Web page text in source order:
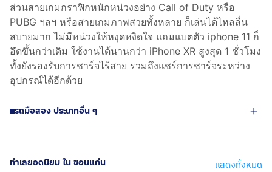
ส่วนสายเกมกราฟิกหนักหน่วงอย่าง Call of Duty หรือ
PUBG ฯลฯ หรือสายเกมภาพสวยทั้งหลาย ก็เล่นได้ไหลลื่น
สบายมาก ไม่มีหน่วงให้หงุดหงิดใจ แถมแบตตัว iphone 11 ก็
อึดขึ้นกว่าเดิม ใช้งานได้นานกว่า iPhone XR สูงสุด 1 ชั่วโมง
ทั้งยังรองรับการชาร์จไร้สาย รวมถึงแชร์การชาร์จระหว่าง
อุปกรณ์ได้อีกด้วย
รถมือสอง ประเภทอื่น ๆ
ทำเลยอดนิยม ใน ขอนแก่น แสดงทั้งหมด